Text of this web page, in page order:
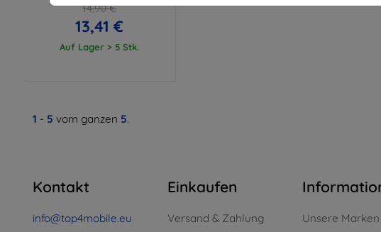
14,90 €
13,41 €
Auf Lager > 5 Stk.
1 - 5 vom ganzen 5.
Kontakt
info@top4mobile.eu
Einkaufen
Versand & Zahlung
Unsere Marken